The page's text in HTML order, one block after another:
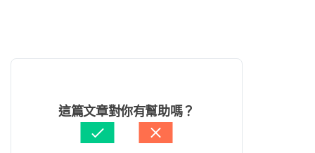
這篇文章對你有幫助嗎？